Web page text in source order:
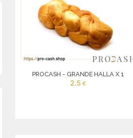
PROCASH - GRANDE HALLA X 1
2.5